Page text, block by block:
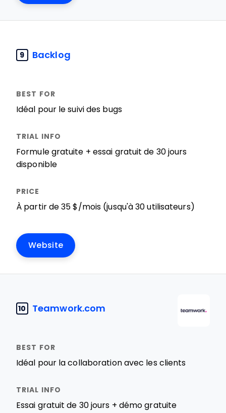
9 Backlog
Idéal pour le suivi des bugs
Formule gratuite + essai gratuit de 30 jours
disponible
À partir de 35 $/mois (jusqu'à 30 utilisateurs)
Website
10 Teamwork.com
Idéal pour la collaboration avec les clients
Essai gratuit de 30 jours + démo gratuite